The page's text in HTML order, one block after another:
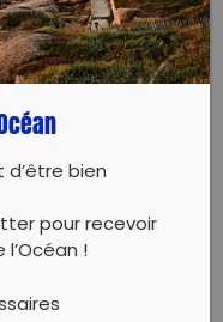
la SLNP (club de
le samedi
du ponton.
d’être bien
pour recevoir
!